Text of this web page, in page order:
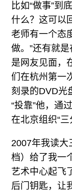
比如“做事”到
什么？这可以
老师有一个态
做。”还有就
是网友见面，
们在杭州第一
刻录的DVD光
“投靠”他，通
在北京组织“
2007年我读大
档）给了我一
艺术中心起飞
后门钥匙，让